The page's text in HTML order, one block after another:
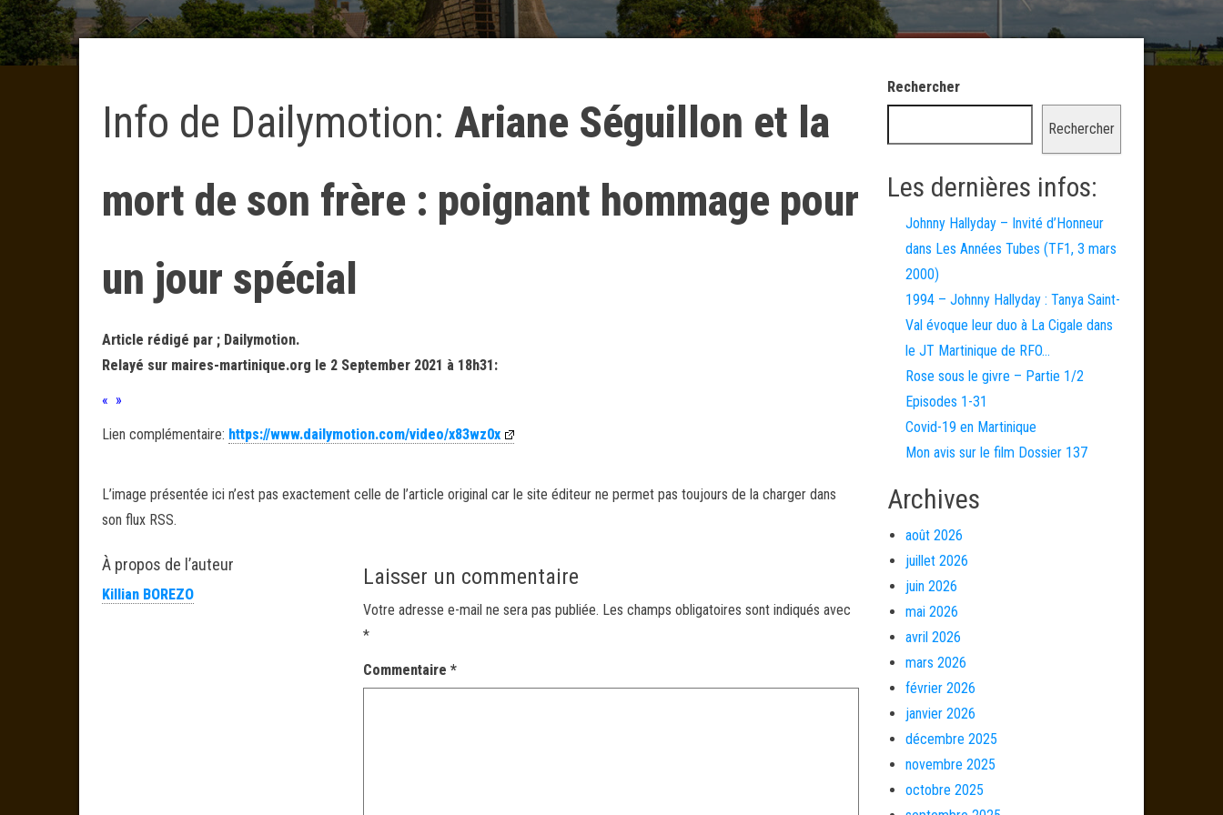
Info de Dailymotion: Ariane Séguillon et la
mort de son frère : poignant hommage pour
un jour spécial
Article rédigé par ; Dailymotion.
Relayé sur maires-martinique.org le 2 September 2021 à 18h31:
« »
Lien complémentaire: https://www.dailymotion.com/video/x83wz0x
L’image présentée ici n’est pas exactement celle de l’article original car le site éditeur ne permet pas toujours de la charger dans
son flux RSS.
À propos de l’auteur
Killian BOREZO
Laisser un commentaire
Votre adresse e-mail ne sera pas publiée. Les champs obligatoires sont indiqués avec
*
Commentaire*
Rechercher
Rechercher
Les dernières infos:
Johnny Hallyday – Invité d’Honneur
dans Les Années Tubes (TF1, 3 mars
2000)
1994 – Johnny Hallyday : Tanya Saint-
Val évoque leur duo à La Cigale dans
le JT Martinique de RFO…
Rose sous le givre – Partie 1/2
Episodes 1-31
Covid-19 en Martinique
Mon avis sur le film Dossier 137
Archives
août 2026
juillet 2026
juin 2026
mai 2026
avril 2026
mars 2026
février 2026
janvier 2026
décembre 2025
novembre 2025
octobre 2025